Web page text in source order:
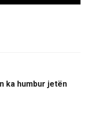
ka humbur jetën